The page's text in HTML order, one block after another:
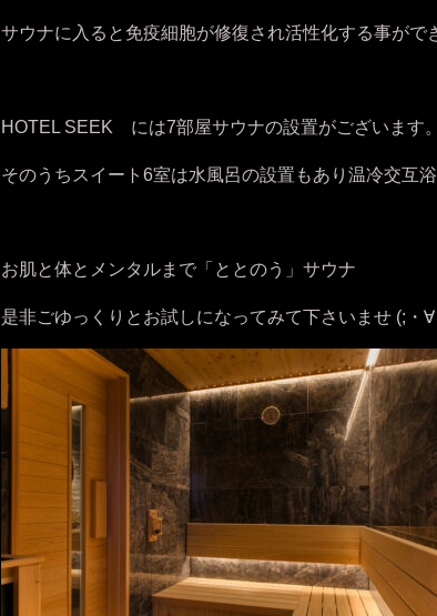
サウナに入ると免疫細胞が修復され活性化する事が
HOTEL SEEK には7部屋サウナの設置がございます。
そのうちスイート6室は水風呂の設置もあり温冷交互浴
お肌と体とメンタルまで「ととのう」サウナ
是非ごゆっくりとお試しになってみて下さいませ (;・